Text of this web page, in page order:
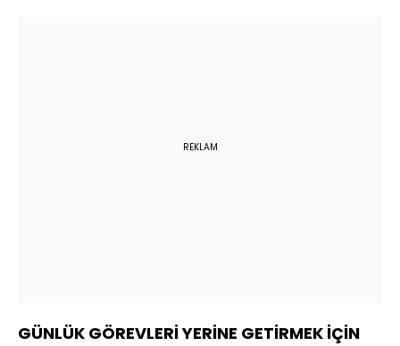
REKLAM
GÜNLÜK GÖREVLERİ YERİNE GETİRMEK İÇİN